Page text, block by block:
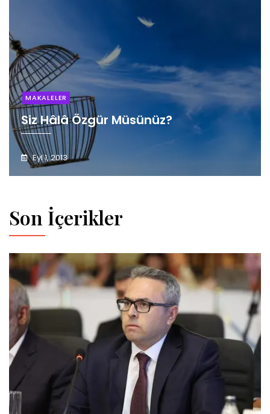
MAKALELER
Siz Hâlâ Özgür Müsünüz?
Eyl 1, 2013
Son İçerikler